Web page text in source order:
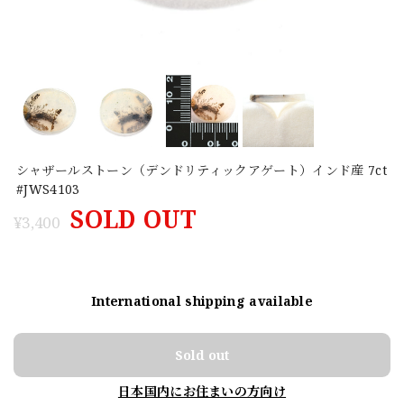
シャザールストーン（デンドリティックアゲート）インド産 7ct
#JWS4103
¥3,400 SOLD OUT
International shipping available
Sold out
日本国内にお住まいの方向け